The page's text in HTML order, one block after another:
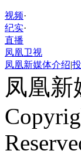
视频·
纪实·
直播
凤凰卫视
凤凰新媒体介绍|
凤凰新